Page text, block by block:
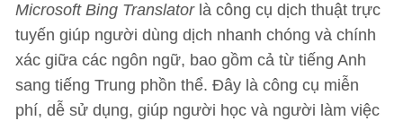
Microsoft Bing Translatorlà công cụ dịch thuật trực
tuyến giúp người dùng dịch nhanh chóng và chính
xác giữa các ngôn ngữ, bao gồm cả từ tiếng Anh
sang tiếng Trung phồn thể. Đây là công cụ miễn
phí, dễ sử dụng, giúp người học và người làm việc